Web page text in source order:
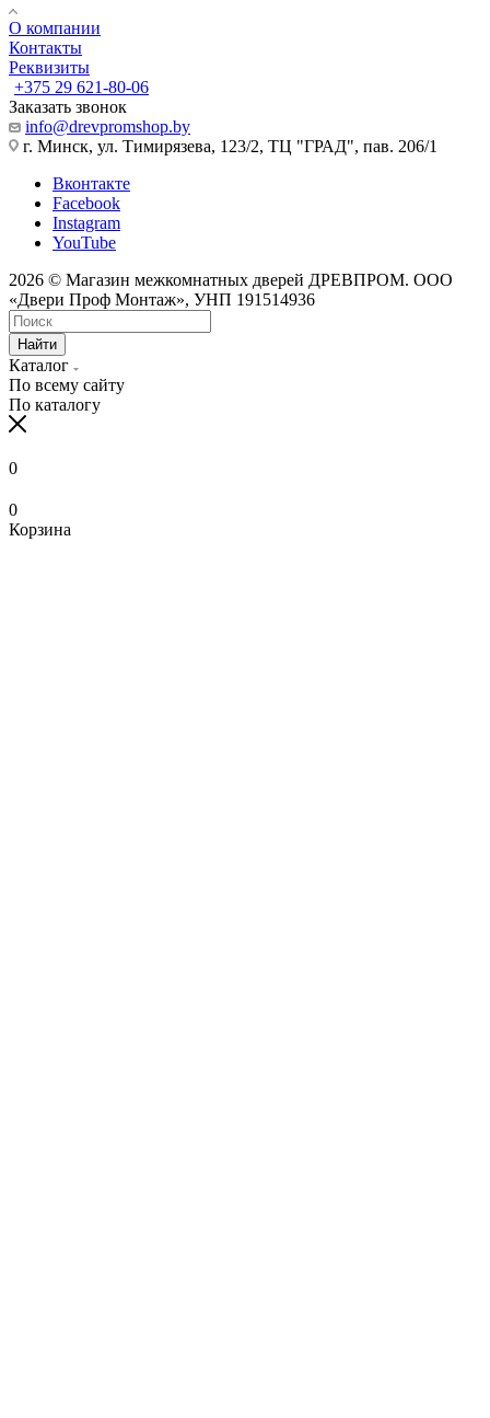
О компании
Контакты
Реквизиты
+375 29 621-80-06
Заказать звонок
info@drevpromshop.by
г. Минск, ул. Тимирязева, 123/2, ТЦ "ГРАД", пав. 206/1
Вконтакте
Facebook
Instagram
YouTube
2026 © Магазин межкомнатных дверей ДРЕВПРОМ. ООО
«Двери Проф Монтаж», УНП 191514936
Найти
Каталог
По всему сайту
По каталогу
0
0
Корзина